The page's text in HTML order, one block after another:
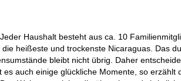
Haushalt besteht aus ca. 10
heißeste und trockenste Nicaraguas. Das
bleibt nicht übrig. Daher
auch einige glückliche Momente, so erzählt